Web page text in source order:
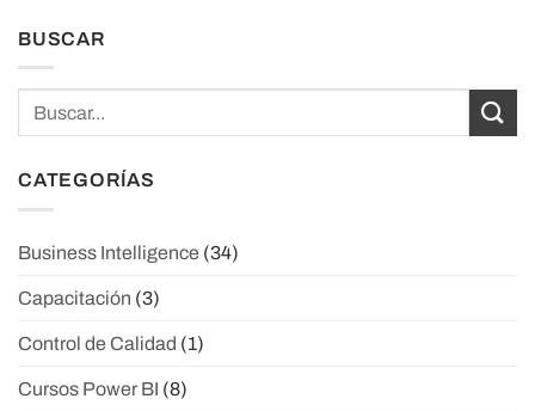
BUSCAR
CATEGORÍAS
Business Intelligence (34)
Capacitación (3)
Control de Calidad (1)
Cursos Power BI (8)